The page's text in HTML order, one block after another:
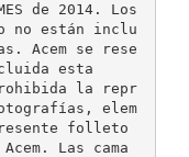
de 2014. Los
no están inclu
Acem se rese
esta
la repr
elem
folleto
Las cama